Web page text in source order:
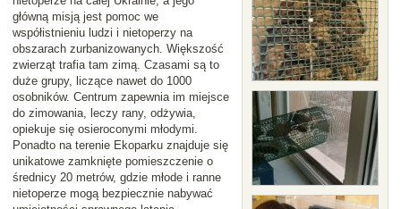
główną misją jest pomoc we
współistnieniu ludzi i nietoperzy na
obszarach zurbanizowanych. Większość
zwierząt trafia tam zimą. Czasami są to
duże grupy, liczące nawet do 1000
osobników. Centrum zapewnia im miejsce
do zimowania, leczy rany, odżywia,
opiekuje się osieroconymi młodymi.
Ponadto na terenie Ekoparku znajduje się
unikatowe zamknięte pomieszczenie o
średnicy 20 metrów, gdzie młode i ranne
nietoperze mogą bezpiecznie nabywać